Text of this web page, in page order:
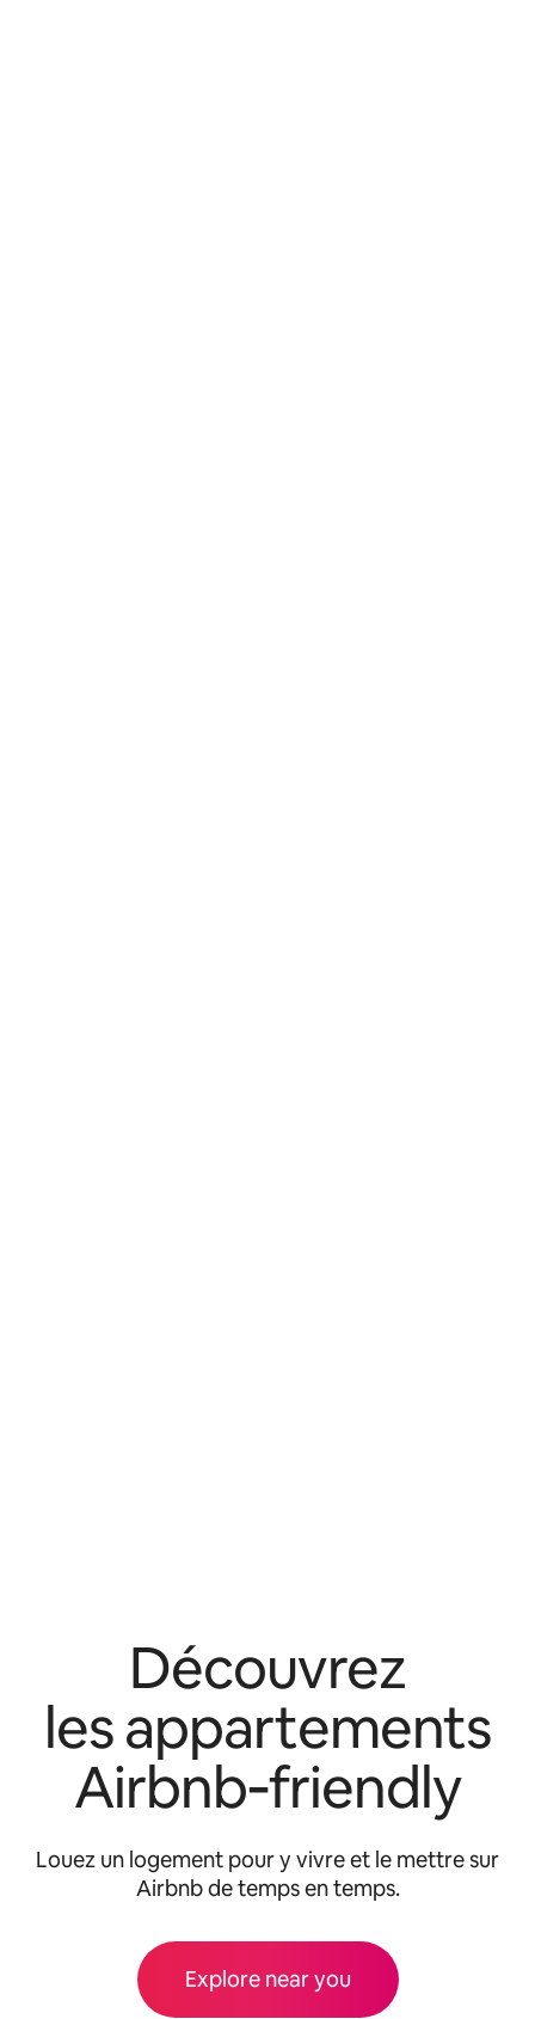
Découvrez
les appartements
Airbnb‑friendly
Louez un logement pour y vivre et le mettre sur
Airbnb de temps en temps.
Explore near you